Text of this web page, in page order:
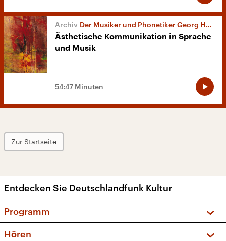
Der Musiker und Phonetiker Georg Heike
Ästhetische Kommunikation in Sprache
und Musik
54:47 Minuten
Zur Startseite
Entdecken Sie Deutschlandfunk Kultur
Programm
Hören